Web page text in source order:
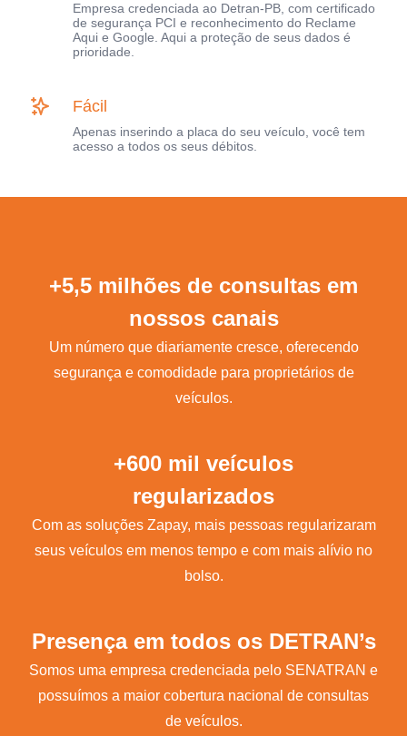
Empresa credenciada ao Detran-PB, com certificado
de segurança PCI e reconhecimento do Reclame
Aqui e Google. Aqui a proteção de seus dados é
prioridade.
Fácil
Apenas inserindo a placa do seu veículo, você tem
acesso a todos os seus débitos.
+5,5 milhões de consultas em
nossos canais
Um número que diariamente cresce, oferecendo
segurança e comodidade para proprietários de
veículos.
+600 mil veículos
regularizados
Com as soluções Zapay, mais pessoas regularizaram
seus veículos em menos tempo e com mais alívio no
bolso.
Presença em todos os DETRAN’s
Somos uma empresa credenciada pelo SENATRAN e
possuímos a maior cobertura nacional de consultas
de veículos.